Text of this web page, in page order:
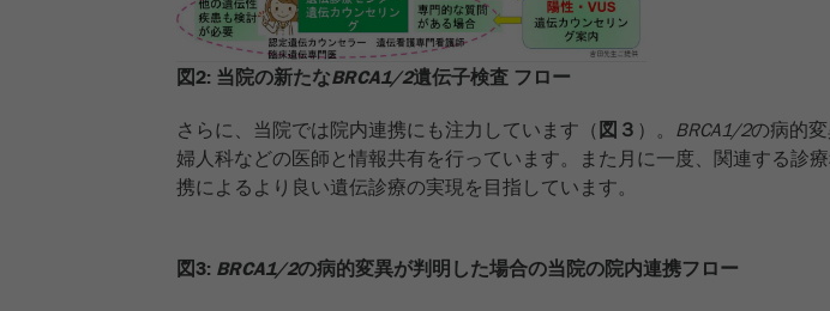
図2: 当院の新たなBRCA1/2遺伝子検査 フロー
さらに、当院では院内連携にも注力しています（図３ ）。 BRCA1/2の病的
婦人科などの医師と情報共有を行っています。また月に一度、関連する診
携によるより良い遺伝診療の実現を目指しています。
図3: BRCA1/2の病的変異が判明した場合の当院の院内連携フロー